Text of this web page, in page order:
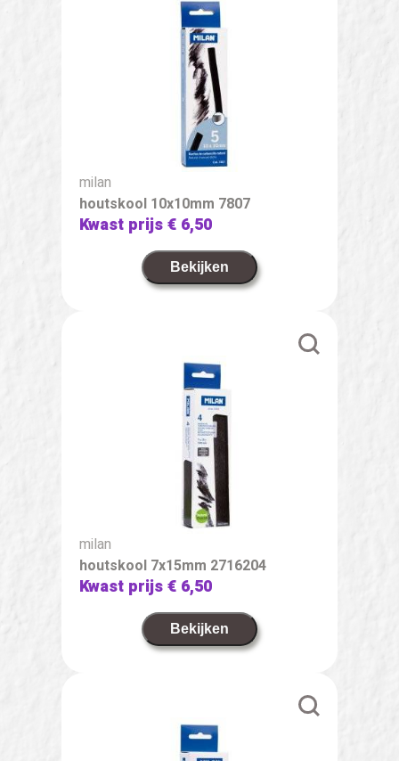
milan
houtskool 10x10mm 7807
Kwast prijs€ 6,50
Bekijken
milan
houtskool 7x15mm 2716204
Kwast prijs€ 6,50
Bekijken